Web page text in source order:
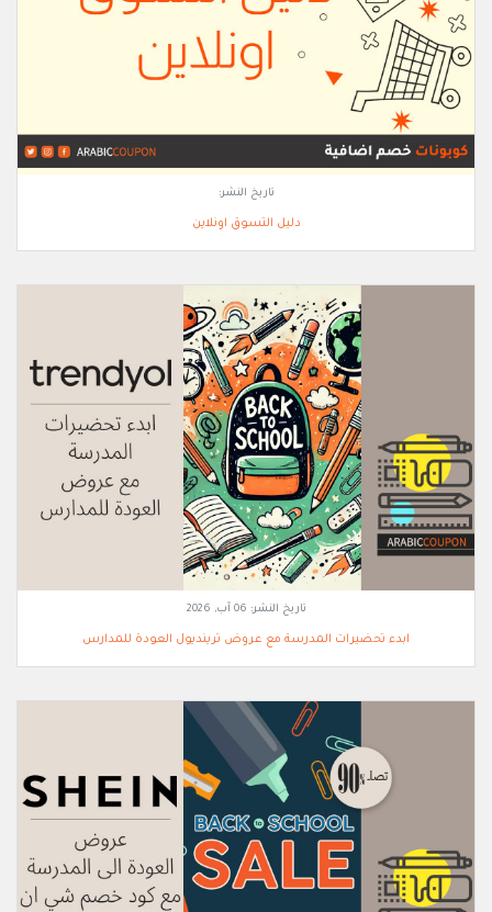
تاريخ النشر:
دليل التسوق اونلاين
تاريخ النشر: 06 آب, 2026
ابدء تحضيرات المدرسة مع عروض ترينديول العودة للمدارس